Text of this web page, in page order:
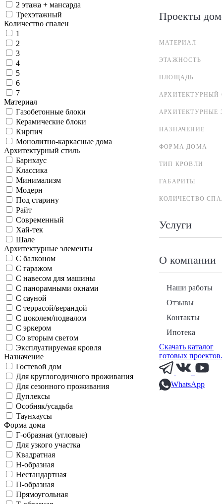
Проекты
МАТЕРИАЛ
ЭТАЖНОСТЬ
ПЛОЩАДЬ
АРХИТЕКТУРНЫЙ
АРХИТЕКТУРНЫЕ
НАЗНАЧЕНИЕ
ФОРМА ДОМА
ТИП КРОВЛИ
ГАБАРИТЫ
КОЛИЧЕСТВО
Услуги
О компании
Наши работы
Отзывы
Контакты
Ипотека
Скачать каталог
готовых
WhatsApp
2 этажа + мансарда
Трехэтажный
Количество спален
1
2
3
4
5
6
7
Материал
Газобетонные блоки
Керамические блоки
Кирпич
Монолитно-каркасные дома
Архитектурный стиль
Барнхаус
Классика
Минимализм
Модерн
Под старину
Райт
Современный
Хай-тек
Шале
Архитектурные элементы
С балконом
С гаражом
С навесом для машины
С панорамными окнами
С сауной
С террасой/верандой
С цоколем/подвалом
С эркером
Со вторым светом
Эксплуатируемая кровля
Назначение
Гостевой дом
Для круглогодичного проживания
Для сезонного проживания
Дуплексы
Особняк/усадьба
Таунхаусы
Форма дома
Г-образная (угловые)
Для узкого участка
Квадратная
Н-образная
Нестандартная
П-образная
Прямоугольная